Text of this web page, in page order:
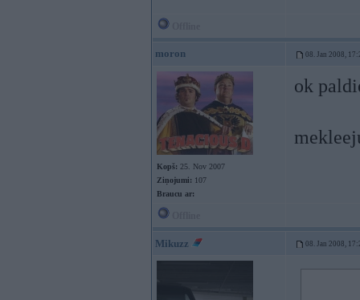
moron 08. Jan 2008,
Kopš: 25. Nov 2007
Ziņojumi: 107
Braucu ar:
ok
Mikuzz 08. Jan 2008,